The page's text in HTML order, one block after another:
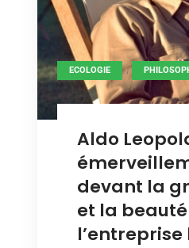
ECOLOGIE ,
Aldo
devant la
et la